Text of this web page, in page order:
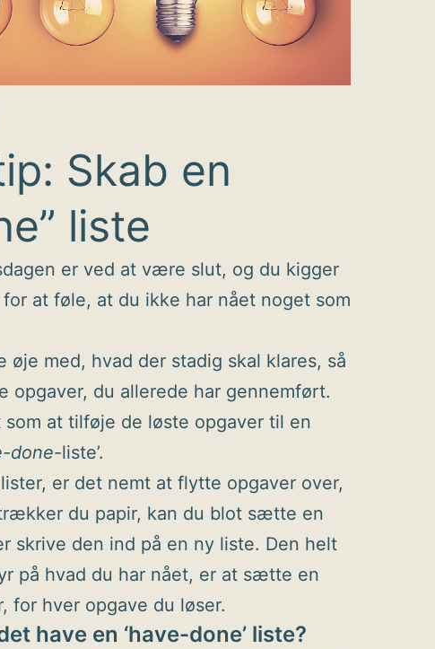
Skab en
liste
er ved at være slut, og du kigger
for at føle, at du ikke har nået noget som
øje med, hvad der stadig skal klares, så
opgaver, du allerede har gennemført.
at tilføje de løste opgaver til en
done-liste’.
er det nemt at flytte opgaver over,
du papir, kan du blot sætte en
skrive den ind på en ny liste. Den helt
på hvad du har nået, er at sætte en
for hver opgave du løser.
have en ‘have-done’ liste?